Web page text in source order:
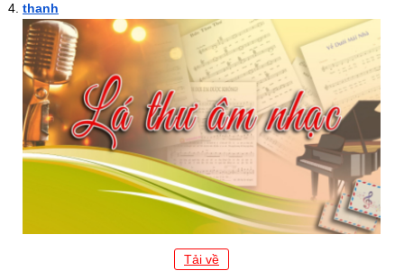
thanh
Tải về